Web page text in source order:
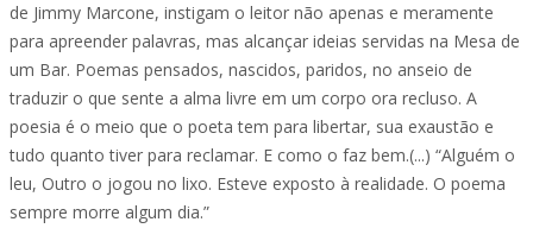
de Jimmy Marcone, instigam o leitor não apenas e meramente
para apreender palavras, mas alcançar ideias servidas na Mesa de
um Bar. Poemas pensados, nascidos, paridos, no anseio de
traduzir o que sente a alma livre em um corpo ora recluso. A
poesia é o meio que o poeta tem para libertar, sua exaustão e
tudo quanto tiver para reclamar. E como o faz bem.(...) “Alguém o
leu, Outro o jogou no lixo. Esteve exposto à realidade. O poema
sempre morre algum dia.”